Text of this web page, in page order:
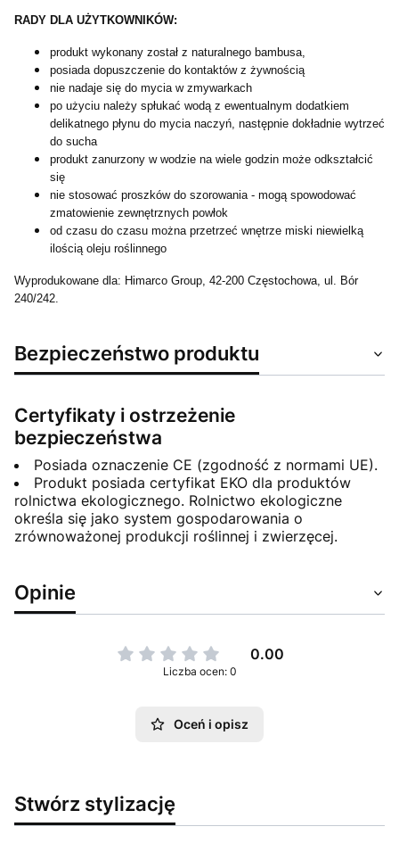
RADY DLA UŻYTKOWNIKÓW:
produkt wykonany został z naturalnego bambusa,
posiada dopuszczenie do kontaktów z żywnością
nie nadaje się do mycia w zmywarkach
po użyciu należy spłukać wodą z ewentualnym dodatkiem
delikatnego płynu do mycia naczyń, następnie dokładnie wytrzeć
do sucha
produkt zanurzony w wodzie na wiele godzin może odkształcić
się
nie stosować proszków do szorowania - mogą spowodować
zmatowienie zewnętrznych powłok
od czasu do czasu można przetrzeć wnętrze miski niewielką
ilością oleju roślinnego
Wyprodukowane dla: Himarco Group, 42-200 Częstochowa, ul. Bór
240/242.
Bezpieczeństwo produktu
Certyfikaty i ostrzeżenie
bezpieczeństwa
Posiada oznaczenie CE (zgodność z normami UE).
Produkt posiada certyfikat EKO dla produktów
rolnictwa ekologicznego. Rolnictwo ekologiczne
określa się jako system gospodarowania o
zrównoważonej produkcji roślinnej i zwierzęcej.
Opinie
0.00
Liczba ocen: 0
Oceń i opisz
Stwórz stylizację